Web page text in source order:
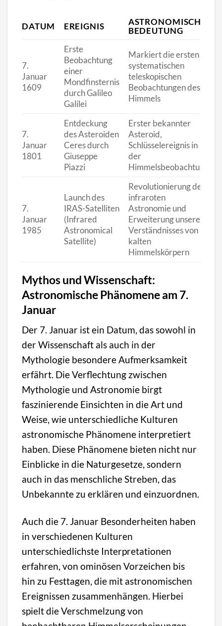
DATUM EREIGNIS
ASTRONOMISCHE
BEDEUTUNG
7.
Januar
1609
Erste
Beobachtung
einer
Mondfinsternis
durch Galileo
Galilei
Markiert die ersten
systematischen
teleskopischen
Beobachtungen des
Himmels
7.
Januar
1801
Entdeckung
des Asteroiden
Ceres durch
Giuseppe
Piazzi
Erster bekannter
Asteroid,
Schlüsselereignis in
der
Himmelsbeobachtung
7.
Januar
1985
Launch des
IRAS-Satelliten
(Infrared
Astronomical
Satellite)
Revolutionierung der
infraroten
Astronomie und
Erweiterung unseres
Verständnisses von
kalten
Himmelskörpern
Mythos und Wissenschaft:
Astronomische Phänomene am 7.
Januar
Der 7. Januar ist ein Datum, das sowohl in
der Wissenschaft als auch in der
Mythologie besondere Aufmerksamkeit
erfährt. Die Verflechtung zwischen
Mythologie und Astronomie birgt
faszinierende Einsichten in die Art und
Weise, wie unterschiedliche Kulturen
astronomische Phänomene interpretiert
haben. Diese Phänomene bieten nicht nur
Einblicke in die Naturgesetze, sondern
auch in das menschliche Streben, das
Unbekannte zu erklären und einzuordnen.
Auch die 7. Januar Besonderheiten haben
in verschiedenen Kulturen
unterschiedlichste Interpretationen
erfahren, von ominösen Vorzeichen bis
hin zu Festtagen, die mit astronomischen
Ereignissen zusammenhängen. Hierbei
spielt die Verschmelzung von